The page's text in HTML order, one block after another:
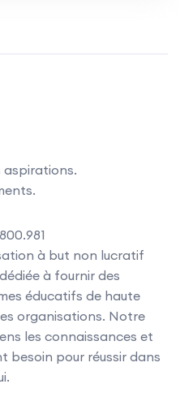
aspirations.
à but non lucratif
à fournir des
éducatifs de haute
organisations. Notre
les connaissances et
besoin pour réussir dans